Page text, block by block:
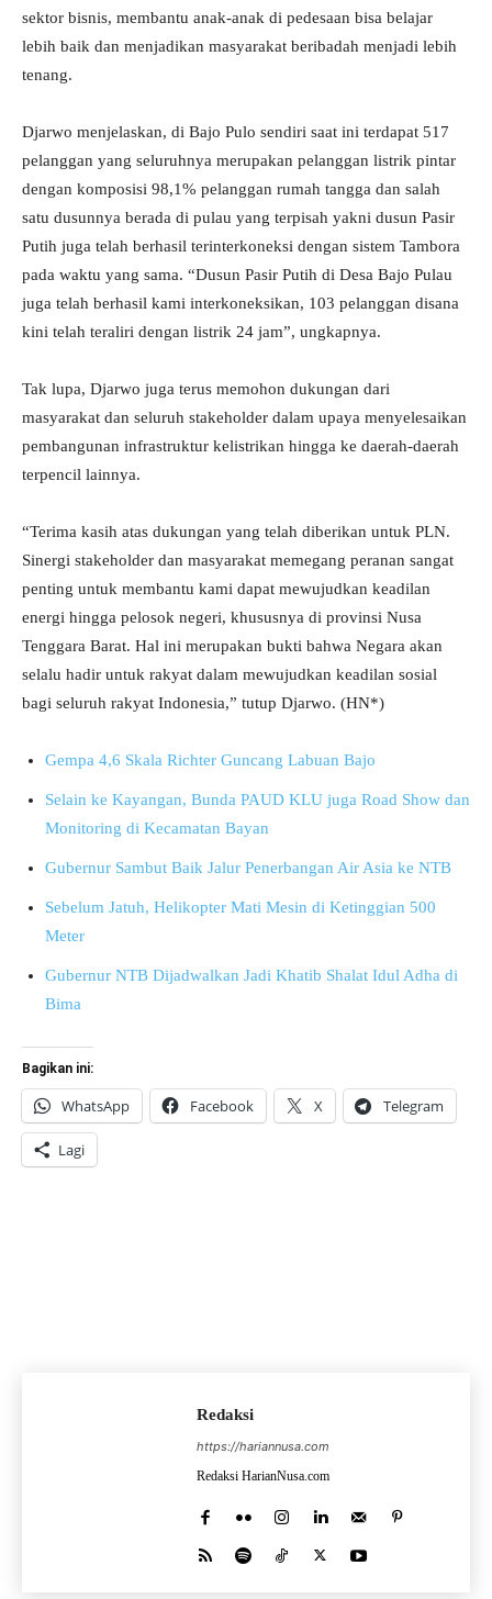
sektor bisnis, membantu anak-anak di pedesaan bisa belajar
lebih baik dan menjadikan masyarakat beribadah menjadi lebih
tenang.
Djarwo menjelaskan, di Bajo Pulo sendiri saat ini terdapat 517
pelanggan yang seluruhnya merupakan pelanggan listrik pintar
dengan komposisi 98,1% pelanggan rumah tangga dan salah
satu dusunnya berada di pulau yang terpisah yakni dusun Pasir
Putih juga telah berhasil terinterkoneksi dengan sistem Tambora
pada waktu yang sama. “Dusun Pasir Putih di Desa Bajo Pulau
juga telah berhasil kami interkoneksikan, 103 pelanggan disana
kini telah teraliri dengan listrik 24 jam”, ungkapnya.
Tak lupa, Djarwo juga terus memohon dukungan dari
masyarakat dan seluruh stakeholder dalam upaya menyelesaikan
pembangunan infrastruktur kelistrikan hingga ke daerah-daerah
terpencil lainnya.
“Terima kasih atas dukungan yang telah diberikan untuk PLN.
Sinergi stakeholder dan masyarakat memegang peranan sangat
penting untuk membantu kami dapat mewujudkan keadilan
energi hingga pelosok negeri, khususnya di provinsi Nusa
Tenggara Barat. Hal ini merupakan bukti bahwa Negara akan
selalu hadir untuk rakyat dalam mewujudkan keadilan sosial
bagi seluruh rakyat Indonesia,” tutup Djarwo. (HN*)
Gempa 4,6 Skala Richter Guncang Labuan Bajo
Selain ke Kayangan, Bunda PAUD KLU juga Road Show dan
Monitoring di Kecamatan Bayan
Gubernur Sambut Baik Jalur Penerbangan Air Asia ke NTB
Sebelum Jatuh, Helikopter Mati Mesin di Ketinggian 500
Meter
Gubernur NTB Dijadwalkan Jadi Khatib Shalat Idul Adha di
Bima
Bagikan ini:
WhatsApp Facebook X Telegram
Lagi
Redaksi
https://hariannusa.com
Redaksi HarianNusa.com